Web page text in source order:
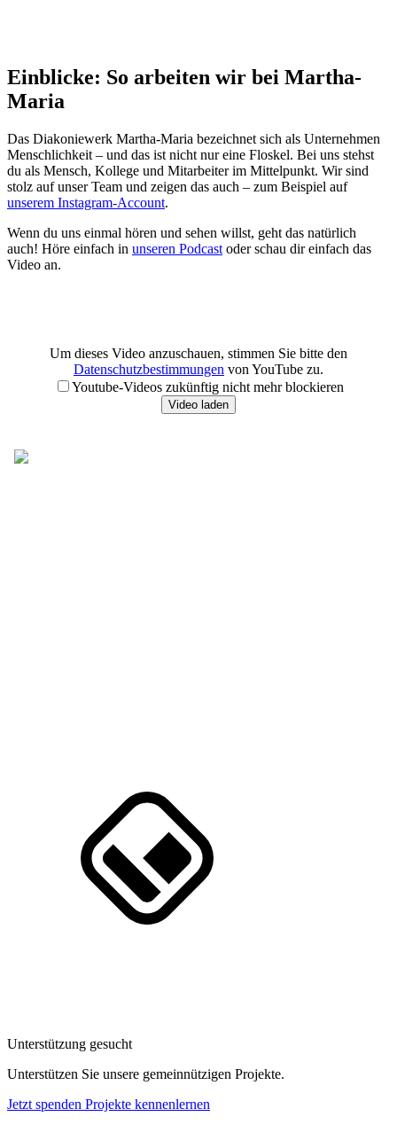
Einblicke: So arbeiten wir bei Martha-
Maria
Das Diakoniewerk Martha-Maria bezeichnet sich als Unternehmen
Menschlichkeit – und das ist nicht nur eine Floskel. Bei uns stehst
du als Mensch, Kollege und Mitarbeiter im Mittelpunkt. Wir sind
stolz auf unser Team und zeigen das auch – zum Beispiel auf
unserem Instagram-Account.
Wenn du uns einmal hören und sehen willst, geht das natürlich
auch! Höre einfach in unseren Podcast oder schau dir einfach das
Video an.
Um dieses Video anzuschauen, stimmen Sie bitte den
Datenschutzbestimmungen von YouTube zu.
Youtube-Videos zukünftig nicht mehr blockieren
Video laden
Unterstützung gesucht
Unterstützen Sie unsere gemeinnützigen Projekte.
Jetzt spenden Projekte kennenlernen